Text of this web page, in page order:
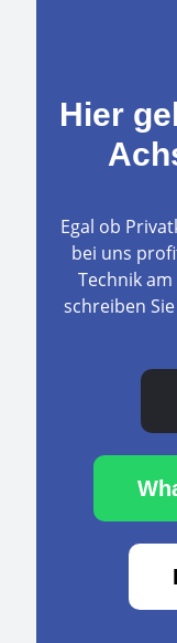
Hier
Egal ob
bei uns
Technik
schreiben